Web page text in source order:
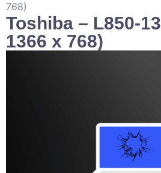
768)
Toshiba – L850-
1366 x 768)